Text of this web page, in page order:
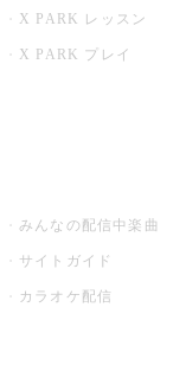
X PARK レッスン
X PARK プレイ
みんなの配信中楽曲
サイトガイド
カラオケ配信